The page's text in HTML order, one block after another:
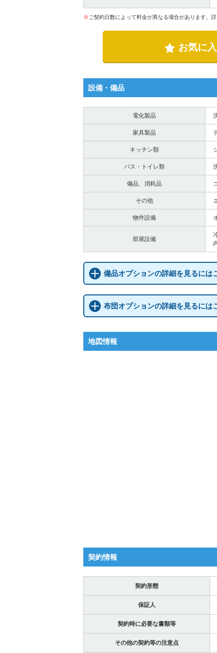
※ ご契約日数によって料金が異なる場合があります。
お気に
設備・備品
電化製品
家具製品
キッチン類
バス・トイレ類
備品、消耗品
その他
物件設備
部屋設備
備品オプションの詳細を見るには
布団オプションの詳細を見るには
地図情報
契約情報
契約形態
保証人
契約時に必要な書類等
その他の契約等の注意点